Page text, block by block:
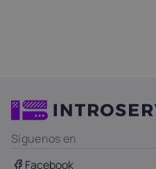
Síguenos en
Facebook